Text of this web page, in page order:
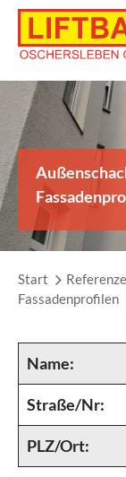
Skip
content
Start
Fassadenprofilen
Name:
Straße/Nr:
PLZ/Ort: